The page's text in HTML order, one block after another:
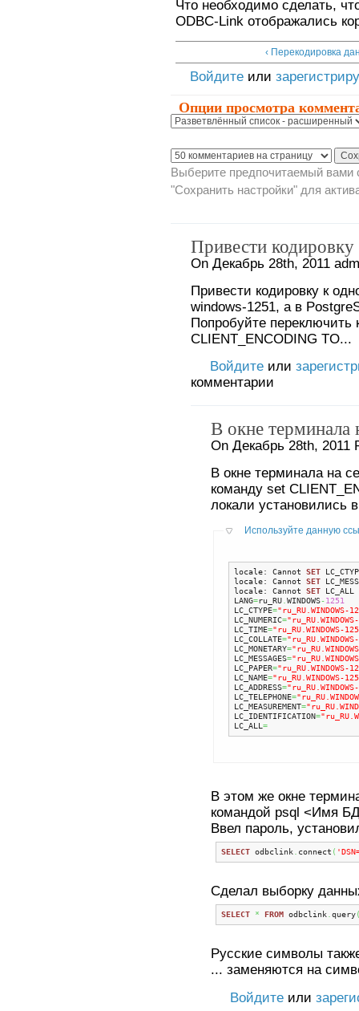
Что необходимо сделать,
ODBC-Link отображались
‹ Перекодировка
Войдитеили
Опции просмотра
Выберите предпочитаемый вами
"Сохранить настройки" для
Привести
On Декабрь 28th, 2011
Привести кодировку к
windows-1251, а в
Попробуйте переключить
CLIENT_ENCODING TO...
Войдитеили
комментарии
В окне терминала
On Декабрь 28th, 2011
В окне терминала на
команду set
локали установились
Используйте данную
locale: Cannot SET
locale: Cannot SET
locale: Cannot SET LC_ALL
LANG=ru_RU.WINDOWS-1251
LC_CTYPE="ru_RU.WINDOWS-
LC_NUMERIC=
LC_TIME="ru_RU.WINDOWS-
LC_COLLATE=
LC_MONETARY=
LC_MESSAGES=
LC_PAPER="ru_RU.WINDOWS-
LC_NAME="ru_RU.WINDOWS-
LC_ADDRESS=
LC_TELEPHONE=
LC_MEASUREMENT=
LC_IDENTIFICATION=
LC_ALL=
В этом же окне
командой psql <Имя
Ввел пароль,
SELECT odbclink. connect (
Сделал выборку
SELECT * FROM odbclink.query
Русские символы
... заменяются на
Войдитеили